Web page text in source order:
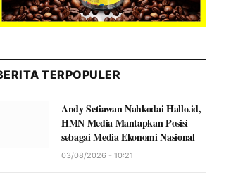
TERPOPULER
Andy Setiawan Nahkodai Hallo.id,
HMN Media Mantapkan Posisi
sebagai Media Ekonomi Nasional
03/08/2026 - 10:21